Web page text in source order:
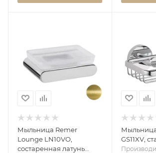
Мыльница Remer
Lounge LN10VO,
состаренная латунь
GS11XV,